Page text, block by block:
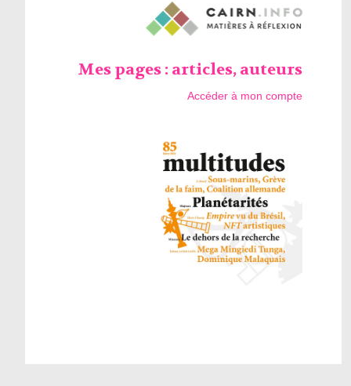
Mes pages : articles, auteurs
Accéder à mon compte